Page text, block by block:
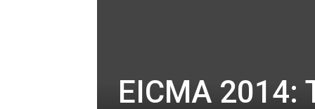
EICMA 2014: